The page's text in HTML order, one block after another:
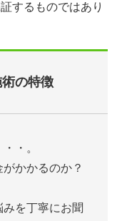
するものではあり
の特徴
・。
かかるのか？
を丁寧にお聞